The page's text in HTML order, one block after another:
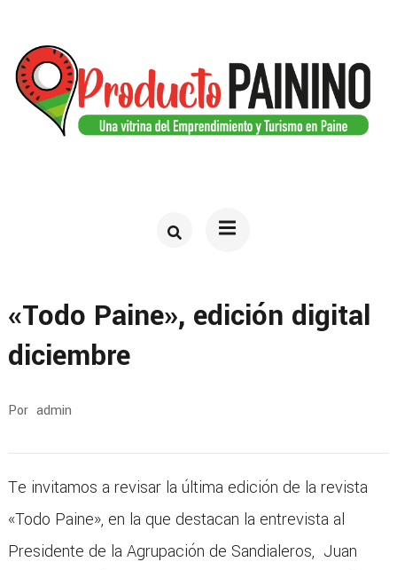
contenido
(presiona
«Todo Paine», edición digital
diciembre
Por admin
Te invitamos a revisar la última edición de la revista
«Todo Paine», en la que destacan la entrevista al
Presidente de la Agrupación de Sandialeros, Juan